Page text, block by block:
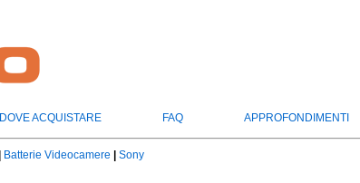
DOVE ACQUISTARE FAQ APPROFONDIMENTI
Batterie Videocamere Sony